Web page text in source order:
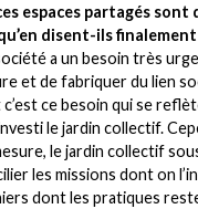
espaces partagés sont
disent-ils finalement
a un besoin très
et de fabriquer du lien
ce besoin qui se
le jardin collectif.
le jardin collectif
les missions dont on
dont les pratiques